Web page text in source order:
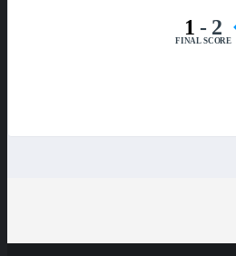
1- 2
FINAL SCORE